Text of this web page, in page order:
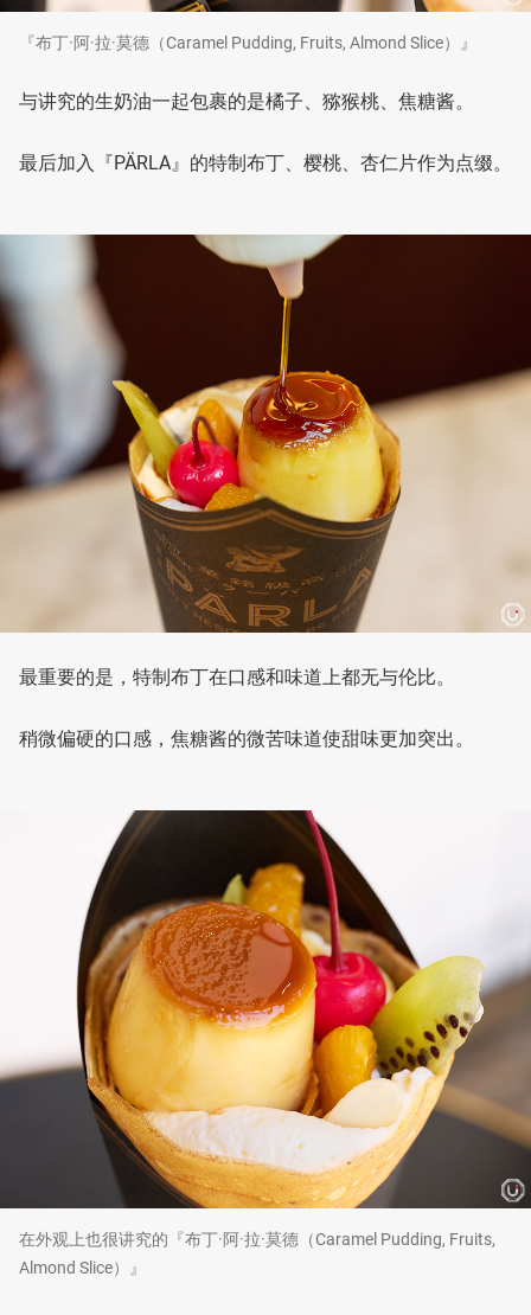
『布丁·阿·拉·莫德（Caramel Pudding, Fruits, Almond Slice）』
与讲究的生奶油一起包裹的是橘子、猕猴桃、焦糖酱。
最后加入『PÄRLA』的特制布丁、樱桃、杏仁片作为点缀。
最重要的是，特制布丁在口感和味道上都无与伦比。
稍微偏硬的口感，焦糖酱的微苦味道使甜味更加突出。
在外观上也很讲究的『布丁·阿·拉·莫德（Caramel Pudding, Fruits,
Almond Slice）』